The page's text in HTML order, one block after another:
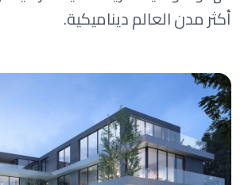
أكثر مدن العالم ديناميكية.